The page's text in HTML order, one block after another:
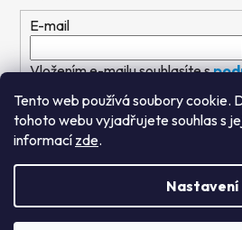
Tento web používá soubory cookie.
tohoto webu vyjadřujete souhlas s
informací zde.
Nastavení
E-mail
Vložením e-mailu souhlasíte s
osobních údajů
PŘIHLÁSIT SE